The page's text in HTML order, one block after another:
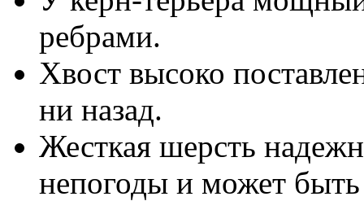
ребрами.
Хвост высоко
ни назад.
Жесткая шерсть
непогоды и может